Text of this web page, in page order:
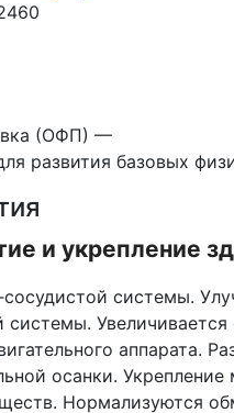
(ОФП) —
развития базовых
и укрепление
системы.
системы. Увеличивается
аппарата.
осанки. Укрепление
Нормализуются